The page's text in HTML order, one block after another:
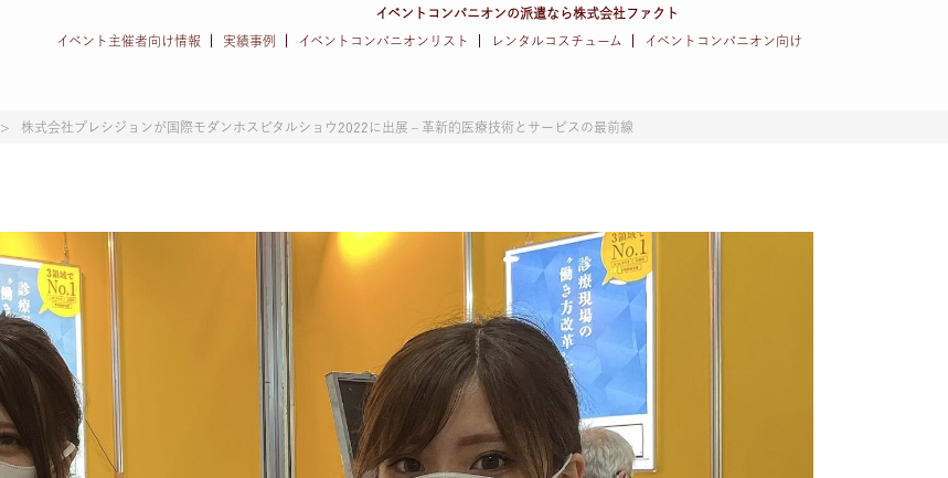
イベントコンパニオンの派遣なら株式会社ファクト
イベント主催者向け情報 実績事例 イベントコンパニオンリスト レンタルコスチューム イベントコンパニオン向け
株式会社プレシジョンが国際モダンホスピタルショウ2022に出展 – 革新的医療技術とサービスの最前線